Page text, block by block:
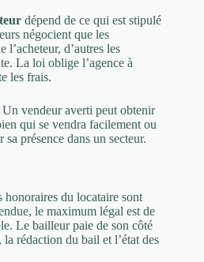
dépend de ce qui est stipulé
négocient que les
l’acheteur, d’autres les
La loi oblige l’agence à
les frais.
Un vendeur averti peut obtenir
qui se vendra facilement ou
présence dans un secteur.
honoraires du locataire sont
le maximum légal est de
Le bailleur paie de son côté
rédaction du bail et l’état des